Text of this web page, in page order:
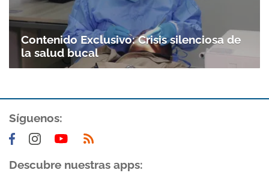
Contenido Exclusivo: Crisis silenciosa de
la salud bucal
Síguenos:
Descubre nuestras apps: